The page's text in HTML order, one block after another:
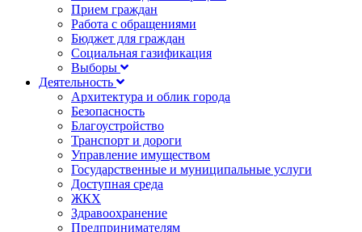
Прием граждан
Работа с обращениями
Бюджет для граждан
Социальная газификация
Выборы
Деятельность
Архитектура и облик города
Безопасность
Благоустройство
Транспорт и дороги
Управление имуществом
Государственные и муниципальные услуги
Доступная среда
ЖКХ
Здравоохранение
Предпринимателям